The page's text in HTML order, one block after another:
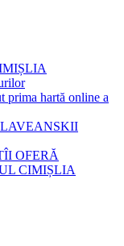
prima hartă online a
OFERĂ
CIMIȘLIA